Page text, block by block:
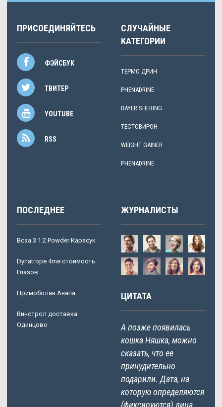
ПРИСОЕДИНЯЙТЕСЬ
ФЭЙСБУК
ТВИТЕР
YOUTUBE
RSS
СЛУЧАЙНЫЕ
КАТЕГОРИИ
ТЕРМО ДРИН
PHENADRINE
BAYER SHERING
ТЕСТОВИРОН
WEIGHT GAINER
PHENADRINE
ПОСЛЕДНЕЕ
Bcaa 3:1:2 Powder Карасук
Dynatrope 4me стоимость
Глазов
Примоболан Анапа
Винстрол доставка
Одинцово
ЖУРНАЛИСТЫ
ЦИТАТА
А позже появилась
кошка Няшка, можно
сказать, что ее
принудительно
подарили. Дата, на
которую определяются
(фиксируются) лица,